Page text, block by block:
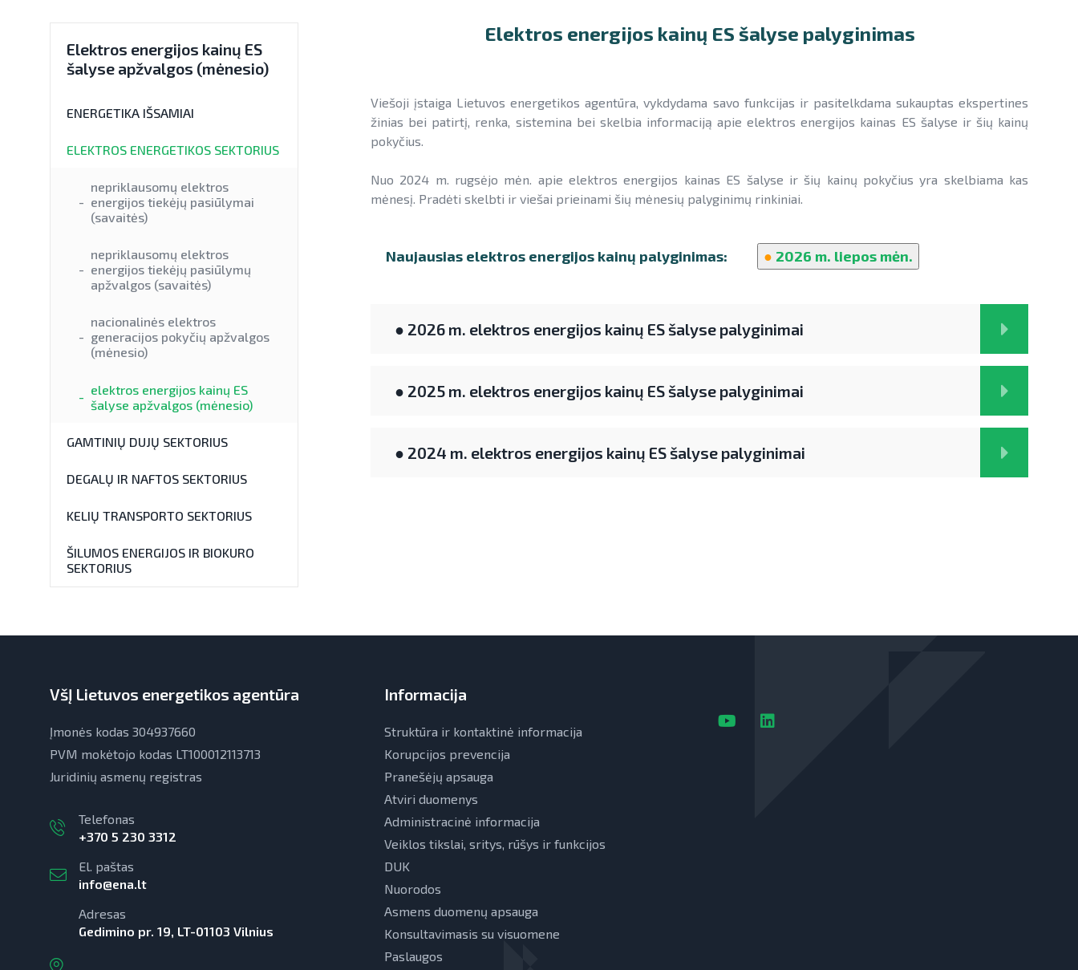
Elektros energijos kainų ES
šalyse apžvalgos (mėnesio)
ENERGETIKA IŠSAMIAI
ELEKTROS ENERGETIKOS SEKTORIUS
nepriklausomų elektros
energijos tiekėjų pasiūlymai
(savaitės)
nepriklausomų elektros
energijos tiekėjų pasiūlymų
apžvalgos (savaitės)
nacionalinės elektros
generacijos pokyčių apžvalgos
(mėnesio)
elektros energijos kainų ES
šalyse apžvalgos (mėnesio)
GAMTINIŲ DUJŲ SEKTORIUS
DEGALŲ IR NAFTOS SEKTORIUS
KELIŲ TRANSPORTO SEKTORIUS
ŠILUMOS ENERGIJOS IR BIOKURO
SEKTORIUS
Elektros energijos kainų ES šalyse palyginimas
Viešoji įstaiga Lietuvos energetikos agentūra, vykdydama savo funkcijas ir pasitelkdama sukauptas ekspertines
žinias bei patirtį, renka, sistemina bei skelbia informaciją apie elektros energijos kainas ES šalyse ir šių kainų
pokyčius.
Nuo 2024 m. rugsėjo mėn. apie elektros energijos kainas ES šalyse ir šių kainų pokyčius yra skelbiama kas
mėnesį. Pradėti skelbti ir viešai prieinami šių mėnesių palyginimų rinkiniai.
Naujausias elektros energijos kainų palyginimas: ● 2026 m. liepos mėn.
● 2026 m. elektros energijos kainų ES šalyse palyginimai
● 2025 m. elektros energijos kainų ES šalyse palyginimai
● 2024 m. elektros energijos kainų ES šalyse palyginimai
VšĮ Lietuvos energetikos agentūra
Įmonės kodas 304937660
PVM mokėtojo kodas LT100012113713
Juridinių asmenų registras
Telefonas
+370 5 230 3312
El. paštas
info@ena.lt
Adresas
Gedimino pr. 19, LT-01103 Vilnius
Informacija
Struktūra ir kontaktinė informacija
Korupcijos prevencija
Pranešėjų apsauga
Atviri duomenys
Administracinė informacija
Veiklos tikslai, sritys, rūšys ir funkcijos
DUK
Nuorodos
Asmens duomenų apsauga
Konsultavimasis su visuomene
Paslaugos